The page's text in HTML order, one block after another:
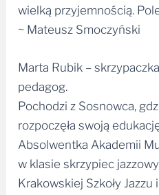
wielką przyjemnością.
~ Mateusz Smoczyński
Marta Rubik –
pedagog.
Pochodzi z Sosnowca,
rozpoczęła swoją
Absolwentka Akademii
w klasie skrzypiec
Krakowskiej Szkoły